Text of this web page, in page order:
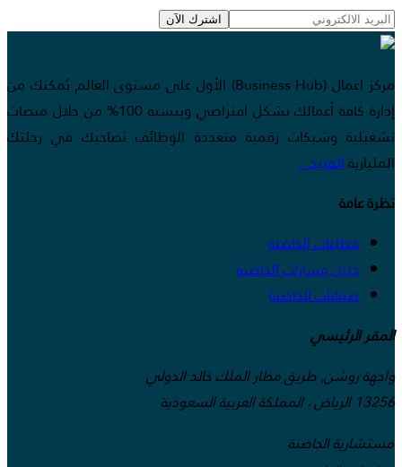
اشترك الآن
مركز اعمال (Business Hub) الأول على مستوى العالم يُمكنك من
إدارة كافة أعمالك بشكل افتراضي وبنسبة 100% من خلال منصات
تشغيلية وشبكات رقمية متعددة الوظائف تصاحبك في رحلتك
الملياريةالمزيد ..
نظرة عامة
قطاعات الحاضنة
دليل مسارات الحاضنة
ضمانات الحاضنة
المقر الرئيسي
واجهة روشن, طريق مطار الملك خالد الدولي
13256 الرياض ، المملكة العربية السعودية
مستشارية الحاضنة